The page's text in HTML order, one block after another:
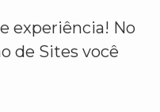
experiência! No
de Sites você